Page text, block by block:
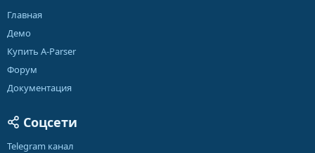
Главная
Демо
Купить A-Parser
Форум
Документация
Соцсети
Telegram канал